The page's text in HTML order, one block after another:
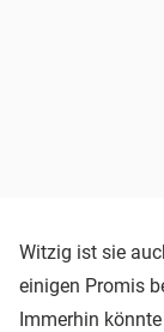
Witzig ist sie
einigen Promis
Immerhin